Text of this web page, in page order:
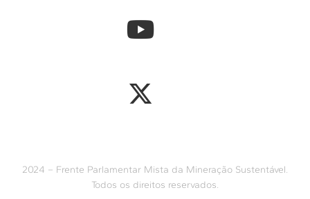
2024 – Frente Parlamentar Mista da Mineração Sustentável.
Todos os direitos reservados.